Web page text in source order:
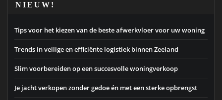
NIEUW!
Tips voor het kiezen van de beste afwerkvloer voor uw woning
Trends in veilige en efficiënte logistiek binnen Zeeland
Slim voorbereiden op een succesvolle woningverkoop
Je jacht verkopen zonder gedoe én met een sterke opbrengst